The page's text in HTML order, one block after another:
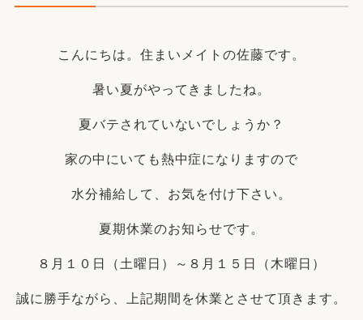
こんにちは。住まいメイトの佐藤です。
暑い夏がやってきましたね。
夏バテされていないでしょうか？
家の中にいても熱中症になりますので
水分補給して、お気を付け下さい。
夏期休業のお知らせです。
８月１０日（土曜日）～８月１５日（木曜日）
誠に勝手ながら、上記期間を休業とさせて頂きます。